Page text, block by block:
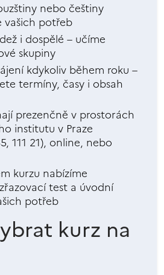
nebo češtiny
vašich potřeb
i dospělé – učíme
skupiny
kdykoliv během roku –
termíny, časy i obsah
prezenčně v prostorách
institutu v Praze
111 21), online, nebo
kurzu nabízíme
test a úvodní
potřeb
kurz na